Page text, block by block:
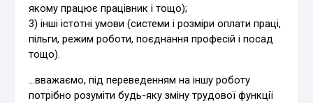
якому працює працівник і тощо);
3) інші істотні умови (системи і розміри оплати праці,
пільги, режим роботи, поєднання професій і посад
тощо).
…вважаємо, під переведенням на іншу роботу
потрібно розуміти будь-яку зміну трудової функції